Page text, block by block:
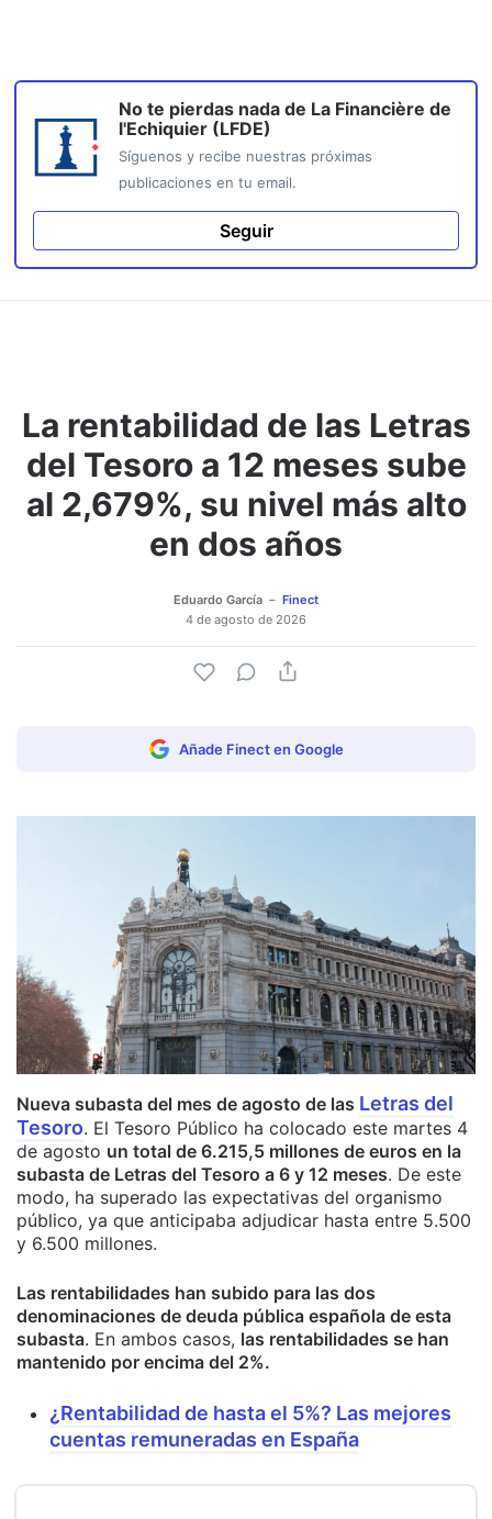
No te pierdas nada de La Financière de
l'Echiquier (LFDE)
Síguenos y recibe nuestras próximas
publicaciones en tu email.
Seguir
La rentabilidad de las Letras
del Tesoro a 12 meses sube
al 2,679%, su nivel más alto
en dos años
Eduardo García
Finect
4 de agosto de 2026
Añade Finect en Google
Nueva subasta del mes de agosto de las Letras del
Tesoro. El Tesoro Público ha colocado este martes 4
de agosto un total de 6.215,5 millones de euros en la
subasta de Letras del Tesoro a 6 y 12 meses. De este
modo, ha superado las expectativas del organismo
público, ya que anticipaba adjudicar hasta entre 5.500
y 6.500 millones.
Las rentabilidades han subido para las dos
denominaciones de deuda pública española de esta
subasta. En ambos casos, las rentabilidades se han
mantenido por encima del 2%.
¿Rentabilidad de hasta el 5%? Las mejores
cuentas remuneradas en España